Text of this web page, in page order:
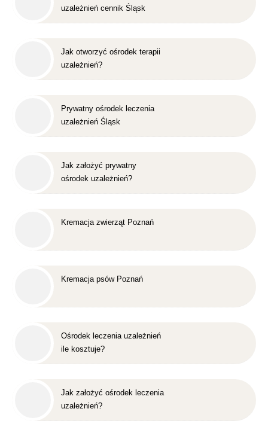
uzależnień cennik Śląsk
Jak otworzyć ośrodek terapii
uzależnień?
Prywatny ośrodek leczenia
uzależnień Śląsk
Jak założyć prywatny
ośrodek uzależnień?
Kremacja zwierząt Poznań
Kremacja psów Poznań
Ośrodek leczenia uzależnień
ile kosztuje?
Jak założyć ośrodek leczenia
uzależnień?